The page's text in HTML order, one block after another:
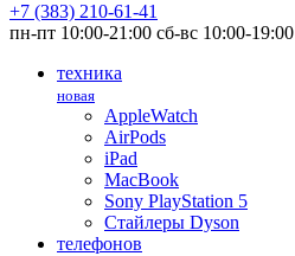
+7 (383) 210-61-41
пн-пт 10:00-21:00 сб-вс 10:00-19:00
техника
новая
AppleWatch
AirPods
iPad
MacBook
Sony PlayStation 5
Стайлеры Dyson
телефонов